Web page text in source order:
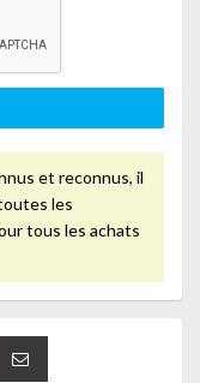
et reconnus, il
les
tous les achats